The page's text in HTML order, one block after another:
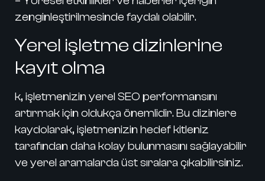
zenginleştirilmesinde faydalı olabilir.
Yerel işletme dizinlerine
kayıt olma
k, işletmenizin yerel SEO performansını
artırmak için oldukça önemlidir. Bu dizinlere
kaydolarak, işletmenizin hedef kitleniz
tarafından daha kolay bulunmasını sağlayabilir
ve yerel aramalarda üst sıralara çıkabilirsiniz.